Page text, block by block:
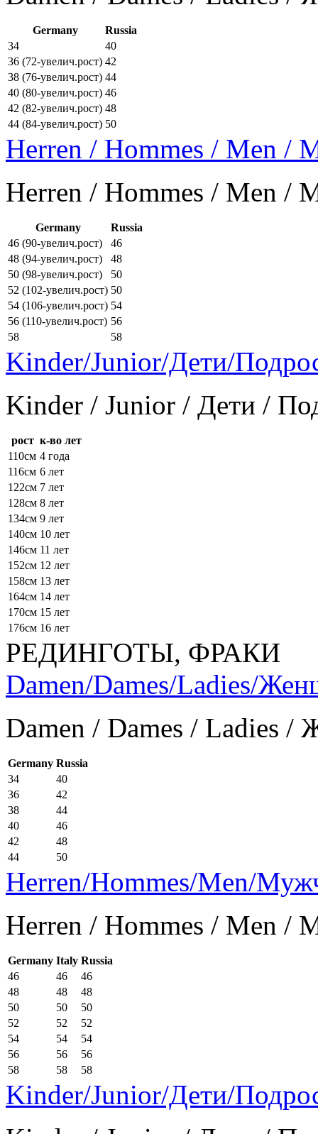
Germany
Russia
34
40
36 (72-увелич.рост) 42
38 (76-увелич.рост) 44
40 (80-увелич.рост) 46
42 (82-увелич.рост) 48
44 (84-увелич.рост) 50
Herren / Hommes / Men /
Herren / Hommes / Men /
Germany
Russia
46 (90-увелич.рост)
46
48 (94-увелич.рост)
48
50 (98-увелич.рост)
50
52 (102-увелич.рост) 50
54 (106-увелич.рост) 54
56 (110-увелич.рост) 56
58
58
Kinder/Junior/Дети/
Kinder / Junior / Дети /
рост к-во лет
110см 4 года
116см 6 лет
122см 7 лет
128см 8 лет
134см 9 лет
140см 10 лет
146см 11 лет
152см 12 лет
158см 13 лет
164см 14 лет
170см 15 лет
176см 16 лет
РЕДИНГОТЫ, ФРАКИ
Damen/Dames/Ladies/
Damen / Dames / Ladies
Germany Russia
34
40
36
42
38
44
40
46
42
48
44
50
Herren/Hommes/Men/
Herren / Hommes / Men /
Germany Italy Russia
46
46
46
48
48
48
50
50
50
52
52
52
54
54
54
56
56
56
58
58 58
Kinder/Junior/Дети/